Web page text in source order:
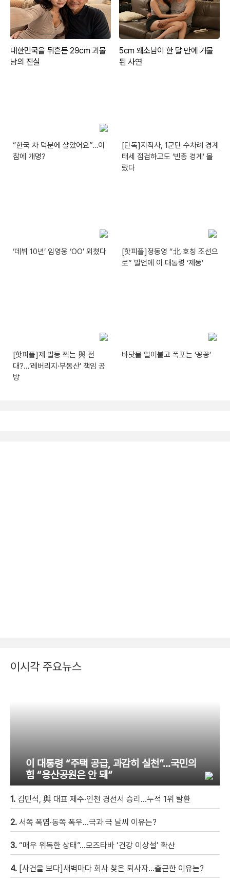
“한국 차 덕분에 살았어요”…이
참에 개명?
[단독]지작사, 1군단 수차례 경계
태세 점검하고도 ‘빈총 경계’ 몰
랐다
‘데뷔 10년’ 임영웅 ‘OO’ 외쳤다
[핫피플]정동영 “北 호칭 조선으
로” 발언에 이 대통령 ‘제동’
[핫피플]제 발등 찍는 與 전
대?…‘레버리지·부동산’ 책임 공
방
바닷물 얼어붙고 폭포는 ‘꽁꽁’
이시각 주요뉴스
이 대통령 “주택 공급, 과감히 실천”…국민의
힘 “용산공원은 안 돼”
1. 김민석, 與 대표 제주·인천 경선서 승리…누적 1위 탈환
2. 서쪽 폭염·동쪽 폭우…극과 극 날씨 이유는?
3. “매우 위독한 상태”…모즈타바 ‘건강 이상설’ 확산
4. [사건을 보다]새벽마다 회사 찾은 퇴사자…출근한 이유는?